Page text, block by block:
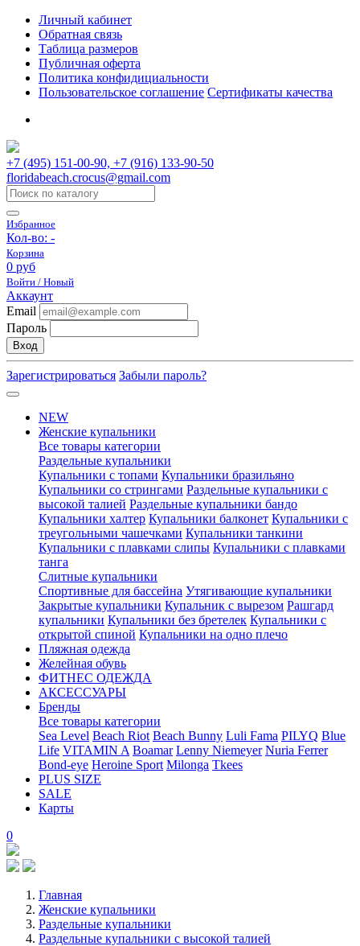
Личный кабинет
Обратная связь
Таблица размеров
Публичная оферта
Политика конфидициальности
Пользовательское соглашение Сертификаты качества
+7 (495) 151-00-90, +7 (916) 133-90-50
floridabeach.crocus@gmail.com
Избранное
Кол-во: -
Корзина
0 руб
Войти / Новый
Аккаунт
Email
Пароль
Вход
Зарегистрироваться Забыли пароль?
NEW
Женские купальники
Все товары категории
Раздельные купальники
Купальники с топами Купальники бразильяно
Купальники со стрингами Раздельные купальники с
высокой талией Раздельные купальники бандо
Купальники халтер Купальники балконет Купальники с
треугольными чашечками Купальники танкини
Купальники с плавками слипы Купальники с плавками
танга
Слитные купальники
Спортивные для бассейна Утягивающие купальники
Закрытые купальники Купальник с вырезом Рашгард
купальники Купальники без бретелек Купальники с
открытой спиной Купальники на одно плечо
Пляжная одежда
Желейная обувь
ФИТНЕС ОДЕЖДА
АКСЕССУАРЫ
Бренды
Все товары категории
Sea Level Beach Riot Beach Bunny Luli Fama PILYQ Blue
Life VITAMIN A Boamar Lenny Niemeyer Nuria Ferrer
Bond-eye Heroine Sport Milonga Tkees
PLUS SIZE
SALE
Карты
0
Главная
Женские купальники
Раздельные купальники
Раздельные купальники с высокой талией